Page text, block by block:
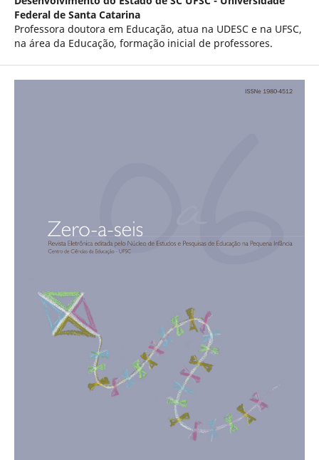
Federal de Santa Catarina
Professora doutora em Educação, atua na UDESC e na UFSC,
na área da Educação, formação inicial de professores.